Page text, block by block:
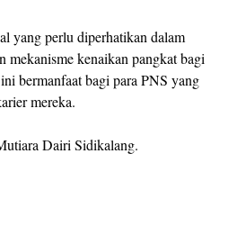
yang perlu diperhatikan dalam
mekanisme kenaikan pangkat bagi
bermanfaat bagi para PNS yang
mereka.
Dairi Sidikalang.